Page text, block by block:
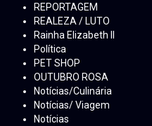
REPORTAGEM
REALEZA / LUTO
Rainha Elizabeth ll
Política
PET SHOP
OUTUBRO ROSA
Notícias/Culinária
Notícias/ Viagem
Notícias